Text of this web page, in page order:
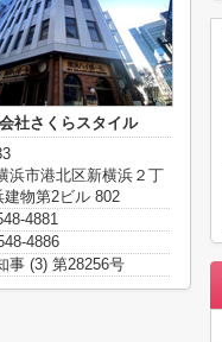
社さくらスタイル
浜市港北区新横浜２丁
建物第2ビル 802
4881
4886
事 (3) 第28256号